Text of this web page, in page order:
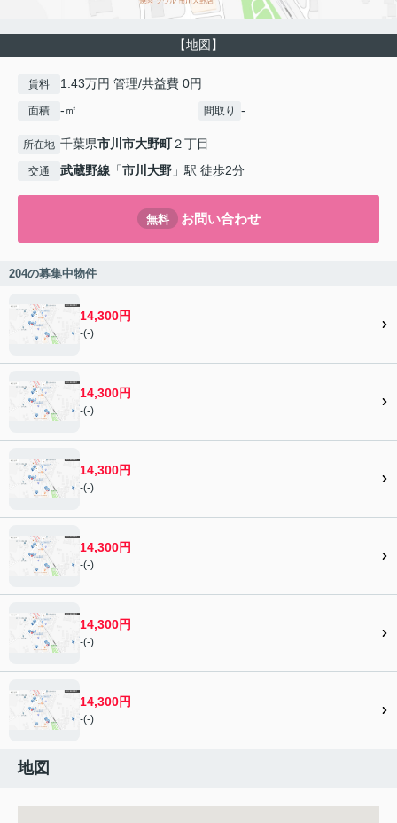
【地図】
賃料 1.43万円 管理/共益費 0円
面積 -㎡ 間取り -
所在地 千葉県市川市大野町２丁目
交通 武蔵野線 「市川大野 」駅 徒歩2分
無料 お問い合わせ
204の募集中物件
14,300円
-(-)
14,300円
-(-)
14,300円
-(-)
14,300円
-(-)
14,300円
-(-)
14,300円
-(-)
地図